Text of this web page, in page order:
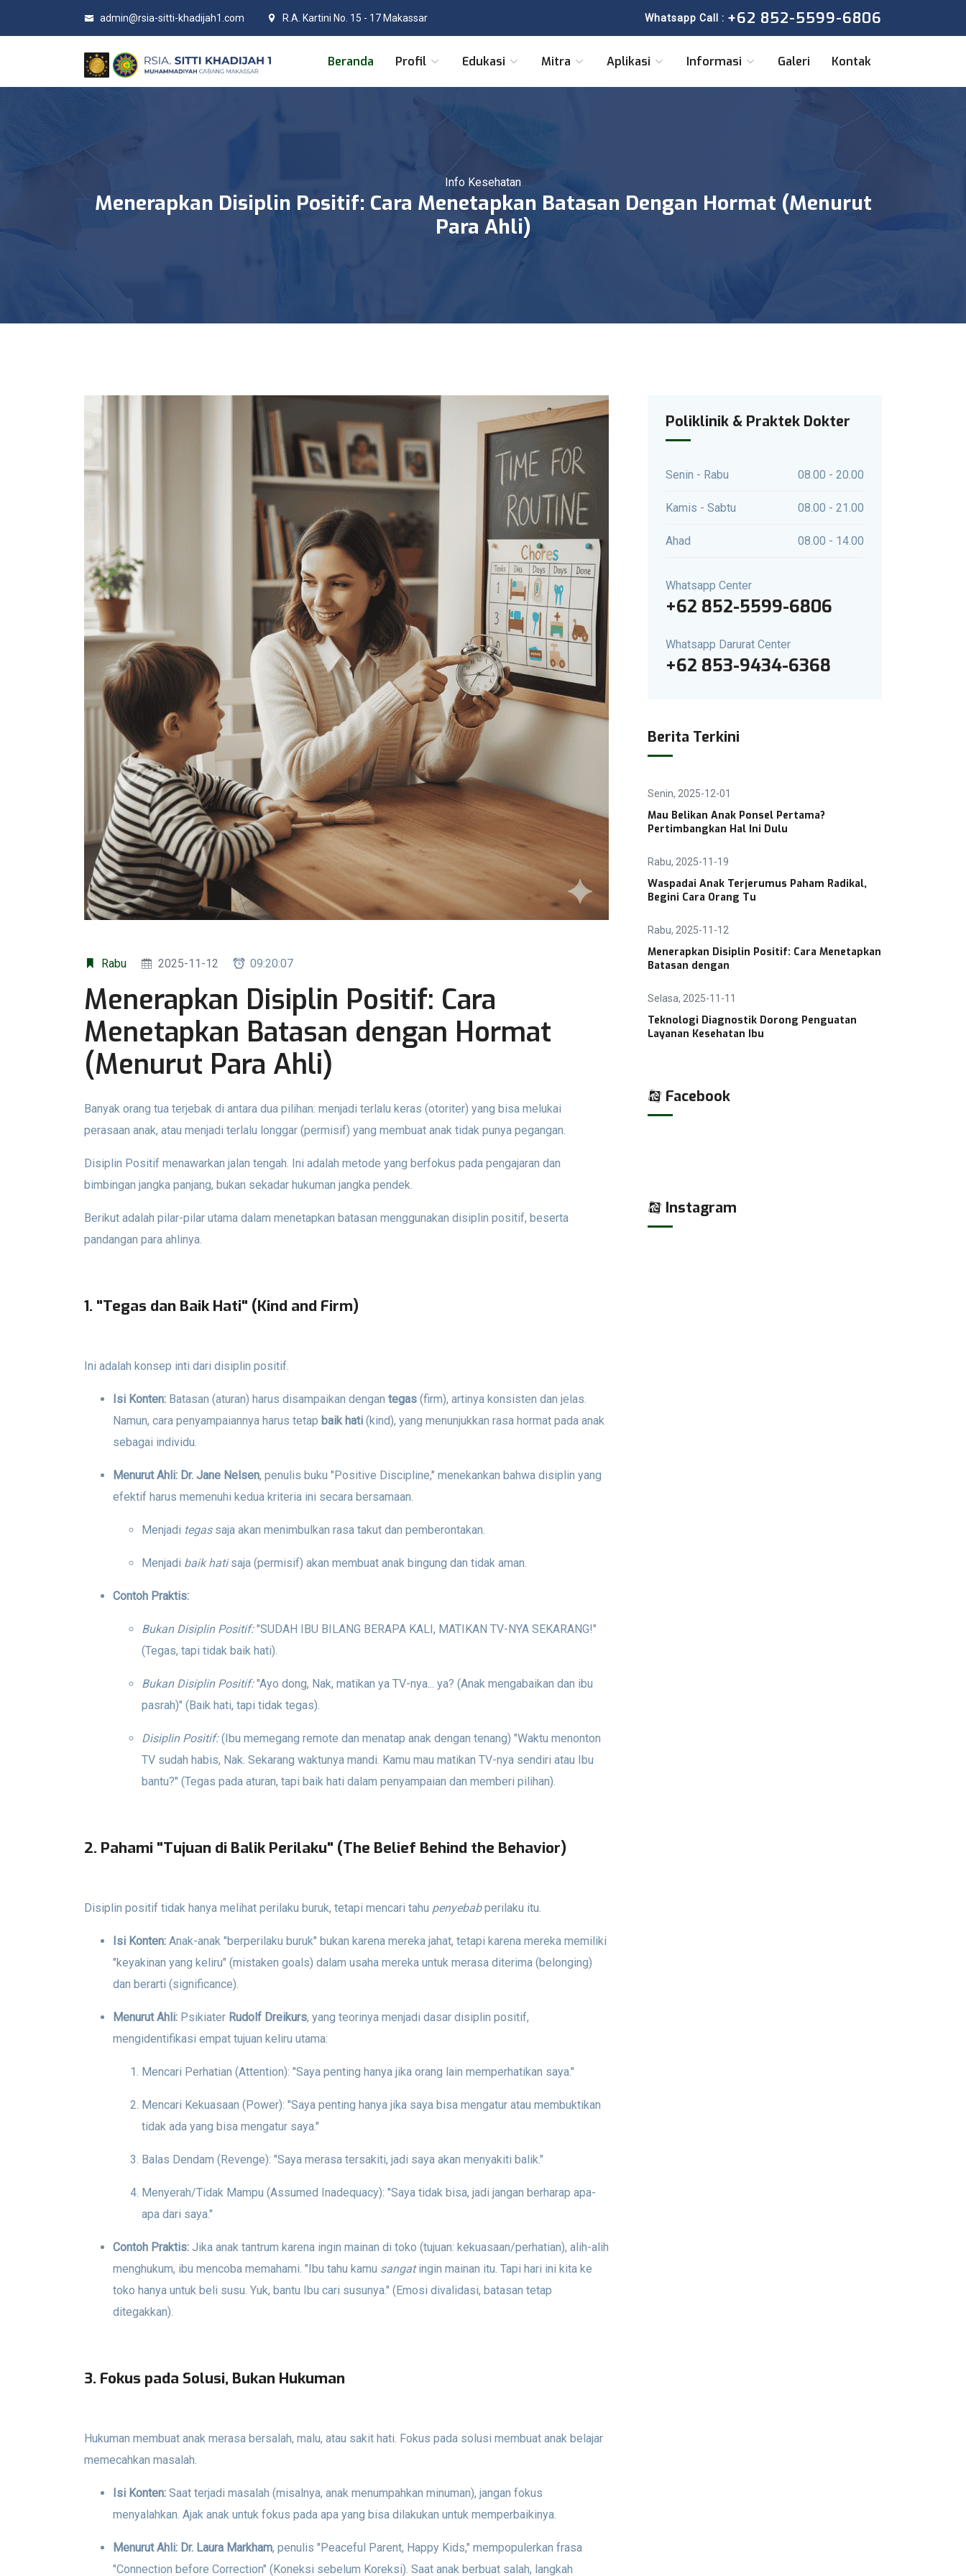
admin@rsia-sitti-khadijah1.com R.A. Kartini No. 15 - 17 Makassar Whatsapp Call : +62 852-5599-6806
Beranda Profil Edukasi Mitra Aplikasi Informasi Galeri Kontak
Info Kesehatan
Menerapkan Disiplin Positif: Cara Menetapkan Batasan Dengan Hormat (Menurut
Para Ahli)
Rabu 2025-11-12 09:20:07
Menerapkan Disiplin Positif: Cara
Menetapkan Batasan dengan Hormat
(Menurut Para Ahli)
Banyak orang tua terjebak di antara dua pilihan: menjadi terlalu keras (otoriter) yang bisa melukai
perasaan anak, atau menjadi terlalu longgar (permisif) yang membuat anak tidak punya pegangan.
Disiplin Positif menawarkan jalan tengah. Ini adalah metode yang berfokus pada pengajaran dan
bimbingan jangka panjang, bukan sekadar hukuman jangka pendek.
Berikut adalah pilar-pilar utama dalam menetapkan batasan menggunakan disiplin positif, beserta
pandangan para ahlinya.
1. "Tegas dan Baik Hati" (Kind and Firm)
Ini adalah konsep inti dari disiplin positif.
Isi Konten: Batasan (aturan) harus disampaikan dengan tegas (firm), artinya konsisten dan jelas.
Namun, cara penyampaiannya harus tetap baik hati (kind), yang menunjukkan rasa hormat pada anak
sebagai individu.
Menurut Ahli: Dr. Jane Nelsen, penulis buku "Positive Discipline," menekankan bahwa disiplin yang
efektif harus memenuhi kedua kriteria ini secara bersamaan.
Menjadi tegassaja akan menimbulkan rasa takut dan pemberontakan.
Menjadi baik hatisaja (permisif) akan membuat anak bingung dan tidak aman.
Contoh Praktis:
Bukan Disiplin Positif:"SUDAH IBU BILANG BERAPA KALI, MATIKAN TV-NYA SEKARANG!"
(Tegas, tapi tidak baik hati).
Bukan Disiplin Positif:"Ayo dong, Nak, matikan ya TV-nya... ya? (Anak mengabaikan dan ibu
pasrah)" (Baik hati, tapi tidak tegas).
Disiplin Positif:(Ibu memegang remote dan menatap anak dengan tenang) "Waktu menonton
TV sudah habis, Nak. Sekarang waktunya mandi. Kamu mau matikan TV-nya sendiri atau Ibu
bantu?" (Tegas pada aturan, tapi baik hati dalam penyampaian dan memberi pilihan).
2. Pahami "Tujuan di Balik Perilaku" (The Belief Behind the Behavior)
Disiplin positif tidak hanya melihat perilaku buruk, tetapi mencari tahu penyebabperilaku itu.
Isi Konten: Anak-anak "berperilaku buruk" bukan karena mereka jahat, tetapi karena mereka memiliki
"keyakinan yang keliru" (mistaken goals) dalam usaha mereka untuk merasa diterima (belonging)
dan berarti (significance).
Menurut Ahli: Psikiater Rudolf Dreikurs, yang teorinya menjadi dasar disiplin positif,
mengidentifikasi empat tujuan keliru utama:
Mencari Perhatian (Attention): "Saya penting hanya jika orang lain memperhatikan saya."
Mencari Kekuasaan (Power): "Saya penting hanya jika saya bisa mengatur atau membuktikan
tidak ada yang bisa mengatur saya."
Balas Dendam (Revenge): "Saya merasa tersakiti, jadi saya akan menyakiti balik."
Menyerah/Tidak Mampu (Assumed Inadequacy): "Saya tidak bisa, jadi jangan berharap apa-
apa dari saya."
Contoh Praktis: Jika anak tantrum karena ingin mainan di toko (tujuan: kekuasaan/perhatian), alih-alih
menghukum, ibu mencoba memahami. "Ibu tahu kamu sangatingin mainan itu. Tapi hari ini kita ke
toko hanya untuk beli susu. Yuk, bantu Ibu cari susunya." (Emosi divalidasi, batasan tetap
ditegakkan).
3. Fokus pada Solusi, Bukan Hukuman
Hukuman membuat anak merasa bersalah, malu, atau sakit hati. Fokus pada solusi membuat anak belajar
memecahkan masalah.
Isi Konten: Saat terjadi masalah (misalnya, anak menumpahkan minuman), jangan fokus
menyalahkan. Ajak anak untuk fokus pada apa yang bisa dilakukan untuk memperbaikinya.
Menurut Ahli: Dr. Laura Markham, penulis "Peaceful Parent, Happy Kids," mempopulerkan frasa
"Connection before Correction" (Koneksi sebelum Koreksi). Saat anak berbuat salah, langkah
Poliklinik & Praktek Dokter
Senin - Rabu 08.00 - 20.00
Kamis - Sabtu 08.00 - 21.00
Ahad 08.00 - 14.00
Whatsapp Center
+62 852-5599-6806
Whatsapp Darurat Center
+62 853-9434-6368
Berita Terkini
Senin, 2025-12-01
Mau Belikan Anak Ponsel Pertama?
Pertimbangkan Hal Ini Dulu
Rabu, 2025-11-19
Waspadai Anak Terjerumus Paham Radikal,
Begini Cara Orang Tu
Rabu, 2025-11-12
Menerapkan Disiplin Positif: Cara Menetapkan
Batasan dengan
Selasa, 2025-11-11
Teknologi Diagnostik Dorong Penguatan
Layanan Kesehatan Ibu
Facebook
Instagram